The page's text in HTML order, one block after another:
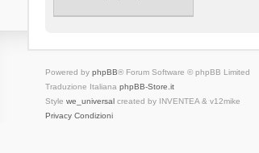
Powered by phpBB® Forum Software © phpBB Limited
Traduzione Italiana phpBB-Store.it
Style we_universalcreated by INVENTEA & v12mike
Privacy Condizioni